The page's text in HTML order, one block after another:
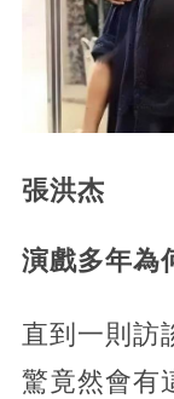
張洪杰
演戲多年為
直到一則訪
驚竟然會有